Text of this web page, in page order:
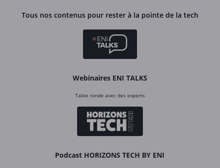
Tous nos contenus pour rester à la pointe de la tech
Webinaires ENI TALKS
Table ronde avec des experts
Podcast HORIZONS TECH BY ENI